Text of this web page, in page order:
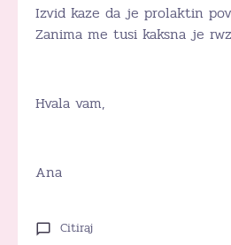
Izvid kaze da je prolaktin
Zanima me tusi kaksna je
Hvala vam,
Ana
Citiraj